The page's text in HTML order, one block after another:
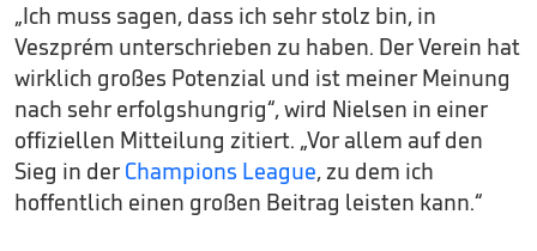
„Ich muss sagen, dass ich sehr stolz bin, in
Veszprém unterschrieben zu haben. Der Verein hat
wirklich großes Potenzial und ist meiner Meinung
nach sehr erfolgshungrig“, wird Nielsen in einer
offiziellen Mitteilung zitiert. „Vor allem auf den
Sieg in der Champions League, zu dem ich
hoffentlich einen großen Beitrag leisten kann.“